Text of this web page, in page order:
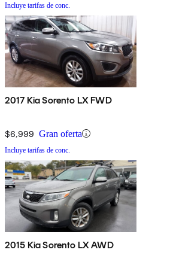
Incluye tarifas de conc.
2017 Kia Sorento LX FWD
$6,999 Gran oferta
Incluye tarifas de conc.
2015 Kia Sorento LX AWD